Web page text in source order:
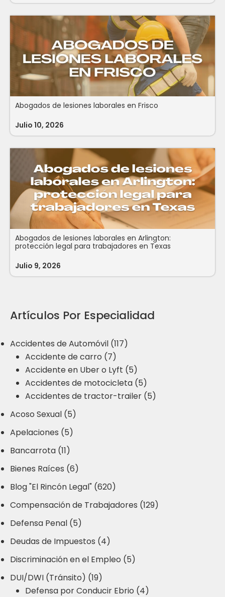
Abogados de lesiones laborales en Frisco
Julio 10, 2026
Abogados de lesiones laborales en Arlington:
protección legal para trabajadores en Texas
Julio 9, 2026
Artículos Por Especialidad
Accidentes de Automóvil (117)
Accidente de carro (7)
Accidente en Uber o Lyft (5)
Accidentes de motocicleta (5)
Accidentes de tractor-trailer (5)
Acoso Sexual (5)
Apelaciones (5)
Bancarrota (11)
Bienes Raíces (6)
Blog "El Rincón Legal" (620)
Compensación de Trabajadores (129)
Defensa Penal (5)
Deudas de Impuestos (4)
Discriminación en el Empleo (5)
DUI/DWI (Tránsito) (19)
Defensa por Conducir Ebrio (4)